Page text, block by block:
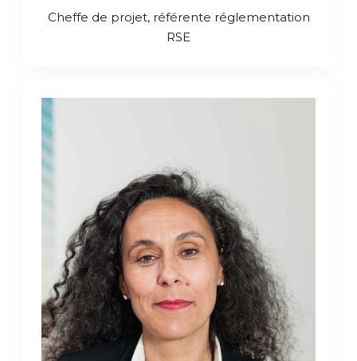
Cheffe de projet, référente réglementation
RSE